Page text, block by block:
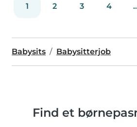
1 2 3 4
Babysits Babysitterjob
Find et